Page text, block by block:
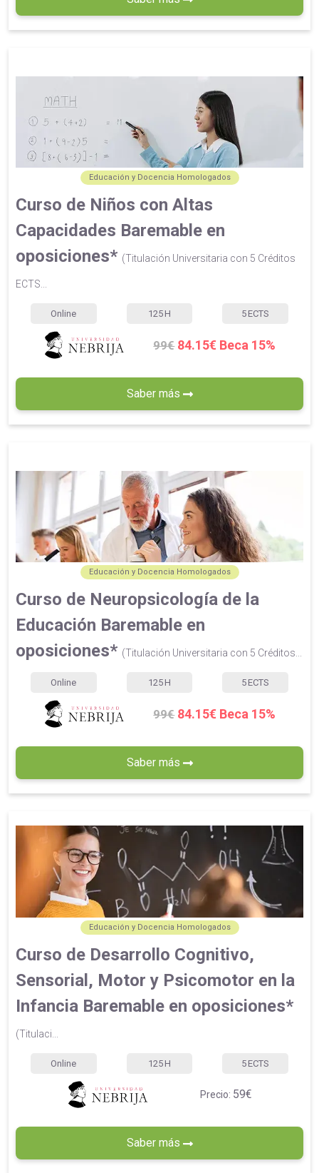
Educación y Docencia Homologados
Curso de Niños con Altas
Capacidades Baremable en
oposiciones* (Titulación Universitaria con 5 Créditos
ECTS...
Online 125 H 5 ECTS
99€ 84.15€ Beca 15%
Saber más
Educación y Docencia Homologados
Curso de Neuropsicología de la
Educación Baremable en
oposiciones* (Titulación Universitaria con 5 Créditos...
Online 125 H 5 ECTS
99€ 84.15€ Beca 15%
Saber más
Educación y Docencia Homologados
Curso de Desarrollo Cognitivo,
Sensorial, Motor y Psicomotor en la
Infancia Baremable en oposiciones*
(Titulaci...
Online 125 H 5 ECTS
Precio: 59€
Saber más